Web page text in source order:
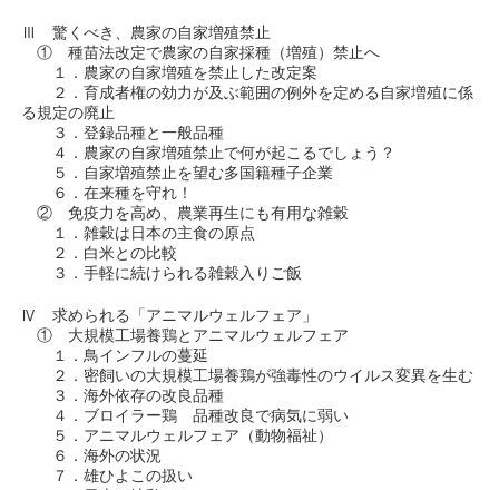
Ⅲ 驚くべき、農家の自家増殖禁止
① 種苗法改定で農家の自家採種（増殖）禁止へ
１．農家の自家増殖を禁止した改定案
２．育成者権の効力が及ぶ範囲の例外を定める自家増殖に係
る規定の廃止
３．登録品種と一般品種
４．農家の自家増殖禁止で何が起こるでしょう？
５．自家増殖禁止を望む多国籍種子企業
６．在来種を守れ！
② 免疫力を高め、農業再生にも有用な雑穀
１．雑穀は日本の主食の原点
２．白米との比較
３．手軽に続けられる雑穀入りご飯
Ⅳ 求められる「アニマルウェルフェア」
① 大規模工場養鶏とアニマルウェルフェア
１．鳥インフルの蔓延
２．密飼いの大規模工場養鶏が強毒性のウイルス変異を生む
３．海外依存の改良品種
４．ブロイラー鶏 品種改良で病気に弱い
５．アニマルウェルフェア（動物福祉）
６．海外の状況
７．雄ひよこの扱い